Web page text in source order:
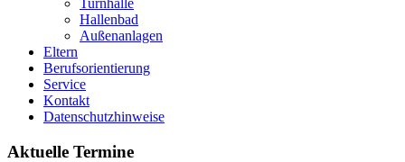
Turnhalle
Hallenbad
Außenanlagen
Eltern
Berufsorientierung
Service
Kontakt
Datenschutzhinweise
Aktuelle Termine